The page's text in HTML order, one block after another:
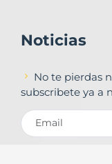
Noticias
No te pierdas
subscribete ya a